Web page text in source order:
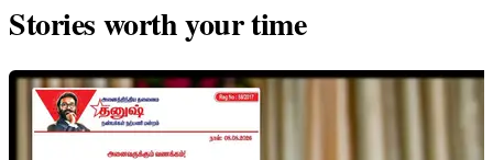
Stories worth your time